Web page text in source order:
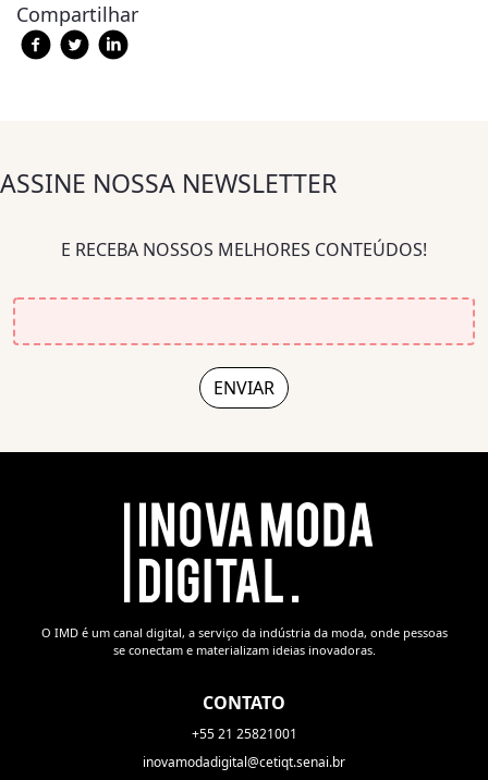
Compartilhar
ASSINE NOSSA NEWSLETTER
E RECEBA NOSSOS MELHORES CONTEÚDOS!
O IMD é um canal digital, a serviço da indústria da moda, onde pessoas
se conectam e materializam ideias inovadoras.
CONTATO
+55 21 25821001
inovamodadigital@cetiqt.senai.br